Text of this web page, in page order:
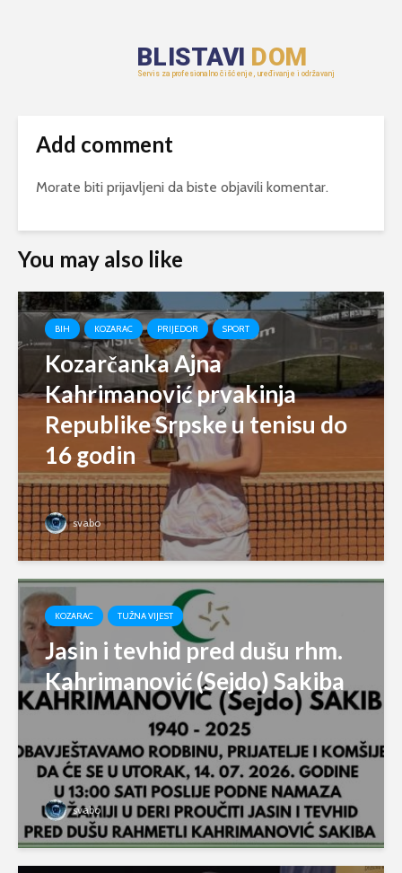
Add comment
Morate biti prijavljeni da biste objavili komentar.
You may also like
BIH KOZARAC PRIJEDOR SPORT
Kozarčanka Ajna
Kahrimanović prvakinja
Republike Srpske u tenisu do
16 godin
svabo
KOZARAC TUŽNA VIJEST
Jasin i tevhid pred dušu rhm.
Kahrimanović (Sejdo) Sakiba
svabo